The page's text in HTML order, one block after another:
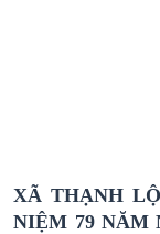
XÃ THẠNH
NIỆM 79 NĂM